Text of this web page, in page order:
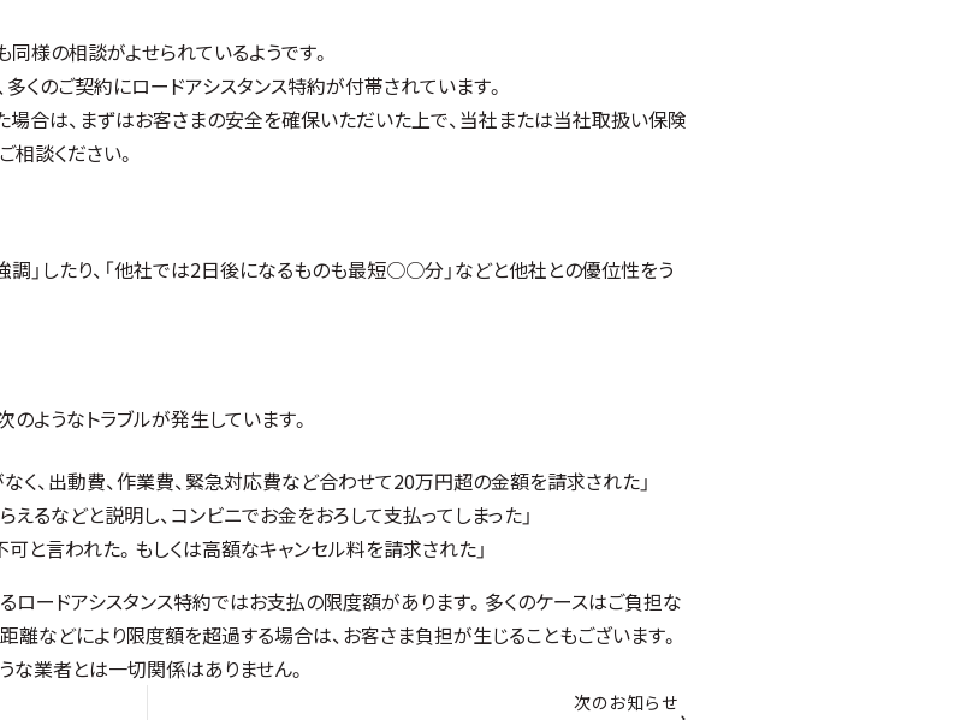
様の相談がよせられているようです。
くのご契約にロードアシスタンス特約が付帯されています。
合は、まずはお客さまの安全を確保いただいた上で、当社または当社取扱い保険
談ください。
したり、「他社では2日後になるものも最短○○分」などと他社との優位性をう
ようなトラブルが発生しています。
く、出動費、作業費、緊急対応費など合わせて20万円超の金額を請求された」
るなどと説明し、コンビニでお金をおろして支払ってしまった」
可と言われた。もしくは高額なキャンセル料を請求された」
ードアシスタンス特約ではお支払の限度額があります。多くのケースはご負担な
離などにより限度額を超過する場合は、お客さま負担が生じることもございます。
な業者とは一切関係はありません。
次のお知らせ